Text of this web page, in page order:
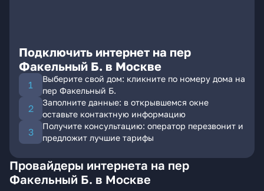
Подключить интернет на пер
Факельный Б. в Москве
Выберите свой дом: кликните по номеру дома на
пер Факельный Б.
Заполните данные: в открывшемся окне
оставьте контактную информацию
Получите консультацию: оператор перезвонит и
предложит лучшие тарифы
Провайдеры интернета на пер
Факельный Б. в Москве